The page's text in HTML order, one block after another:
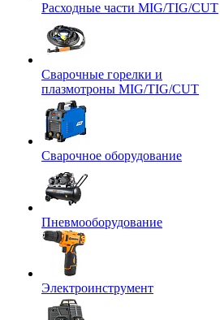
Расходные части MIG/TIG/CUT
Сварочные горелки и
плазмотроны MIG/TIG/CUT
Сварочное оборудование
Пневмооборудование
Электроинструмент